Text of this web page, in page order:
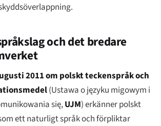
och det bredare
2011 om polskt teckenspråk och
(Ustawa o języku migowym i
się,UJM) erkänner polskt
ett naturligt språk och förpliktar